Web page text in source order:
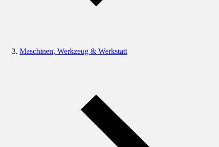
Maschinen, Werkzeug & Werkstatt